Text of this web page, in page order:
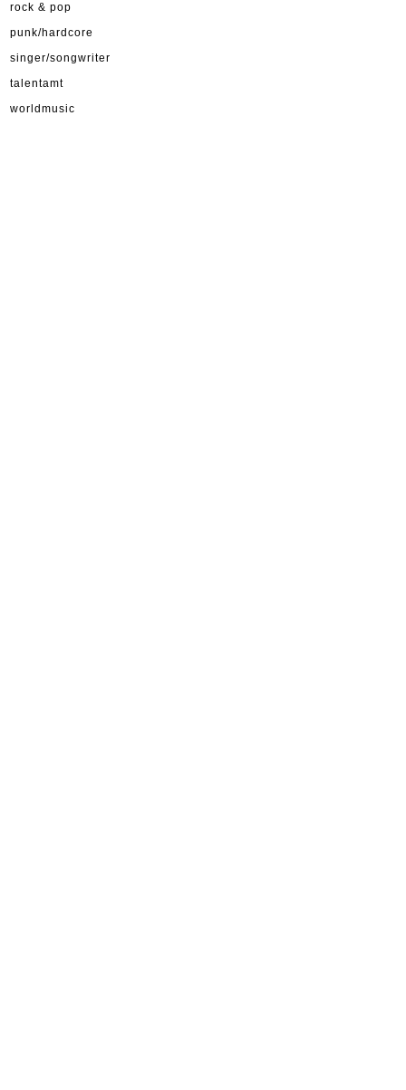
rock & pop
punk/hardcore
singer/songwriter
talentamt
worldmusic